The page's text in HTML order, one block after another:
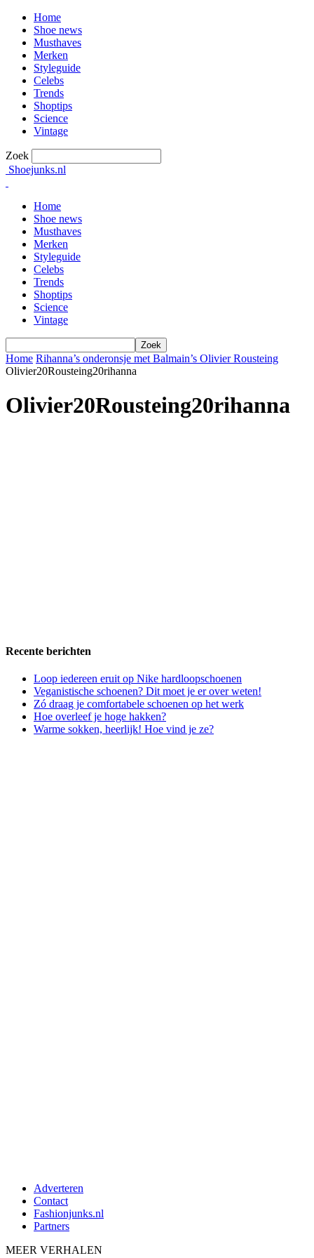
Home
Shoe news
Musthaves
Merken
Styleguide
Celebs
Trends
Shoptips
Science
Vintage
Zoek
Shoejunks.nl
Home
Shoe news
Musthaves
Merken
Styleguide
Celebs
Trends
Shoptips
Science
Vintage
Home Rihanna’s onderonsje met Balmain’s Olivier Rousteing
Olivier20Rousteing20rihanna
Olivier20Rousteing20rihanna
Recente berichten
Loop iedereen eruit op Nike hardloopschoenen
Veganistische schoenen? Dit moet je er over weten!
Zó draag je comfortabele schoenen op het werk
Hoe overleef je hoge hakken?
Warme sokken, heerlijk! Hoe vind je ze?
Adverteren
Contact
Fashionjunks.nl
Partners
MEER VERHALEN